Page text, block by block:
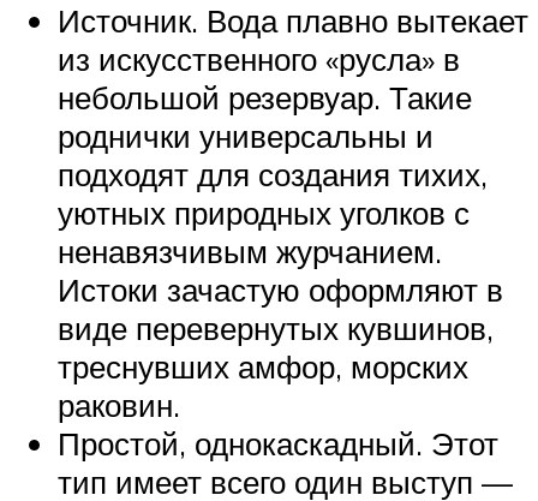
Источник. Вода плавно вытекает
из искусственного «русла» в
небольшой резервуар. Такие
роднички универсальны и
подходят для создания тихих,
уютных природных уголков с
ненавязчивым журчанием.
Истоки зачастую оформляют в
виде перевернутых кувшинов,
треснувших амфор, морских
раковин.
Простой, однокаскадный. Этот
тип имеет всего один выступ —